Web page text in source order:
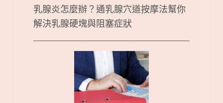
乳腺炎怎麼辦？通乳腺穴道按摩法幫你
解決乳腺硬塊與阻塞症狀